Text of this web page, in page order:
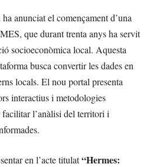
ha anunciat el començament d’una
que durant trenta anys ha servit
socioeconòmica local. Aquesta
busca convertir les dades en
locals. El nou portal presenta
interactius i metodologies
l’anàlisi del territori i
en l’acte titulat“Hermes: